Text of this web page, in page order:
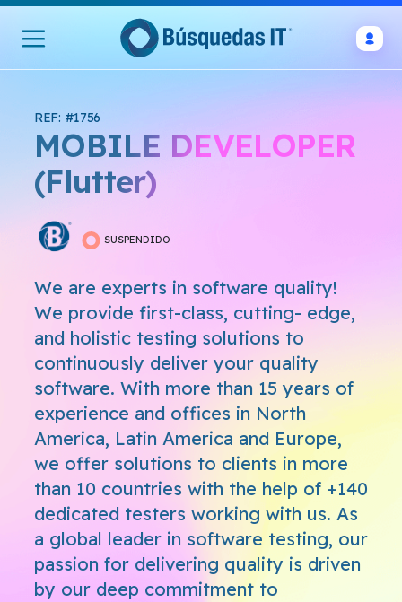
REF: #1756
MOBILE DEVELOPER
(Flutter)
SUSPENDIDO
We are experts in software quality!
We provide first-class, cutting- edge,
and holistic testing solutions to
continuously deliver your quality
software. With more than 15 years of
experience and offices in North
America, Latin America and Europe,
we offer solutions to clients in more
than 10 countries with the help of +140
dedicated testers working with us. As
a global leader in software testing, our
passion for delivering quality is driven
by our deep commitment to